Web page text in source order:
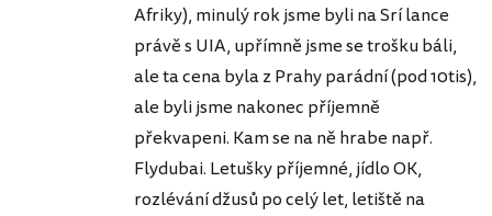
Afriky), minulý rok jsme byli na Srí lance
právě s UIA, upřímně jsme se trošku báli,
ale ta cena byla z Prahy parádní (pod 10tis),
ale byli jsme nakonec příjemně
překvapeni. Kam se na ně hrabe např.
Flydubai. Letušky příjemné, jídlo OK,
rozlévání džusů po celý let, letiště na